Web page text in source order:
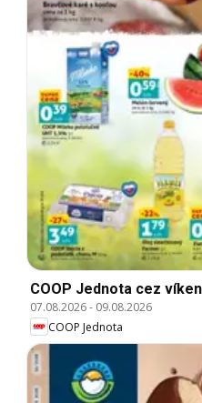
COOP Jednota cez
07.08.2026- 09.08.2026
COOP Jednota